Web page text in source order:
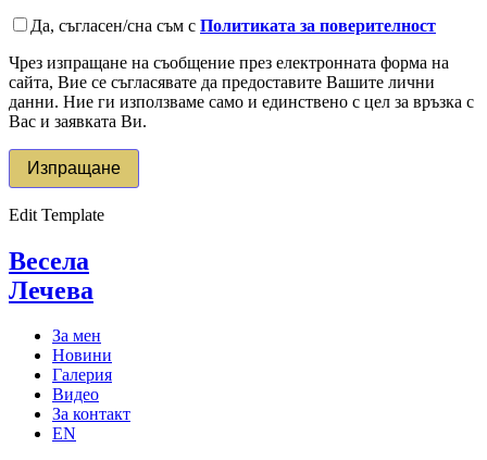
Да, съгласен/сна съм с Политиката за поверителност
Чрез изпращане на съобщение през електронната форма на
сайта, Вие се съгласявате да предоставите Вашите лични
данни. Ние ги използваме само и единствено с цел за връзка с
Вас и заявката Ви.
Edit Template
Весела
Лечева
За мен
Новини
Галерия
Видео
За контакт
EN